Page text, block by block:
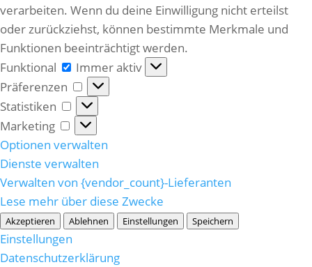
verarbeiten. Wenn du deine Einwilligung nicht erteilst
oder zurückziehst, können bestimmte Merkmale und
Funktionen beeinträchtigt werden.
Funktional
Funktional
Immer aktiv
Präferenzen
Präferenzen
Statistiken
Statistiken
Marketing
Marketing
Optionen verwalten
Dienste verwalten
Verwalten von {vendor_count}-Lieferanten
Lese mehr über diese Zwecke
Akzeptieren Ablehnen Einstellungen Speichern
Einstellungen
Datenschutzerklärung